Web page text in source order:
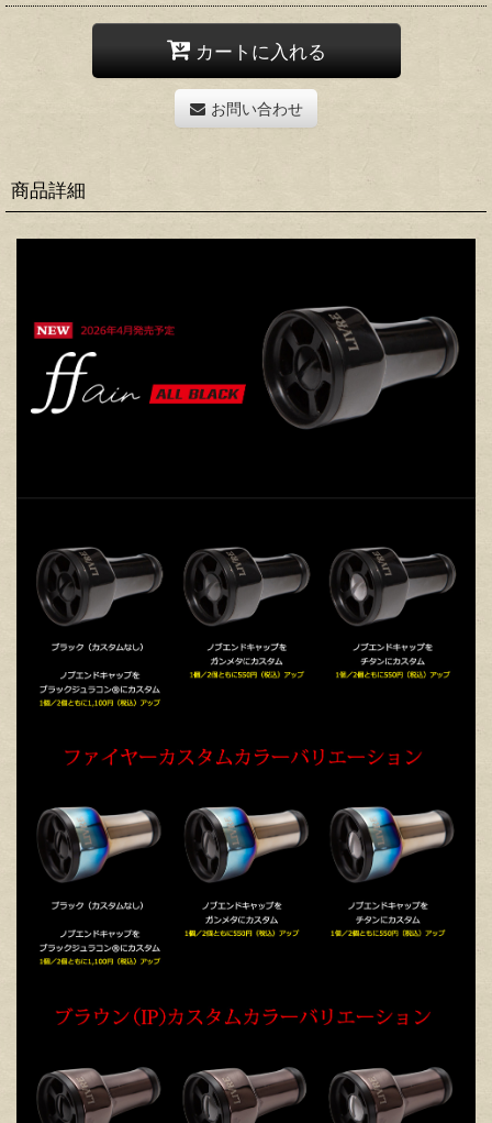
カートに入れる
お問い合わせ
商品詳細